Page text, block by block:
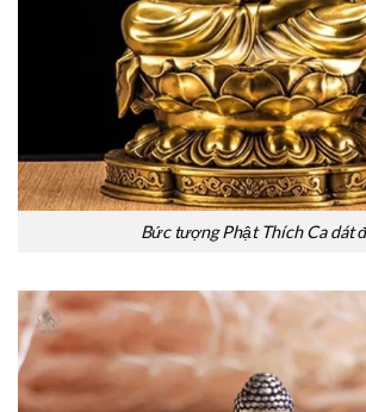
Bức tượng Phật Thích Ca dát